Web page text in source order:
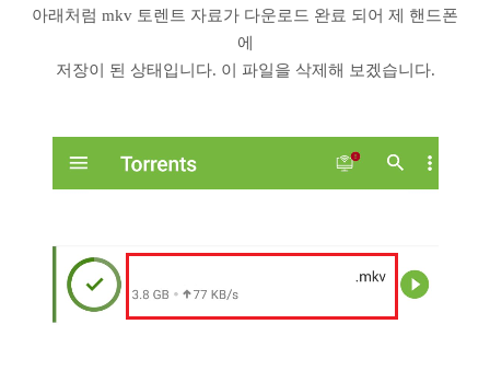
아래처럼 mkv 토렌트 자료가 다운로드 완료 되어 제 핸드폰
에
저장이 된 상태입니다. 이 파일을 삭제해 보겠습니다.